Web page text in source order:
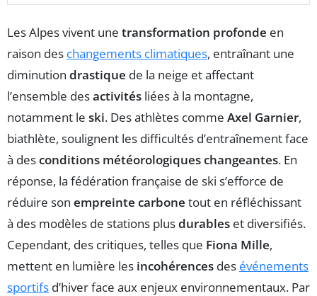
Les Alpes vivent une transformation profonde en
raison des changements climatiques, entraînant une
diminution drastique de la neige et affectant
l’ensemble desactivités liées à la montagne,
notamment le ski. Des athlètes comme Axel Garnier,
biathlète, soulignent les difficultés d’entraînement face
à desconditions météorologiques changeantes. En
réponse, la fédération française de ski s’efforce de
réduire son empreinte carbone tout en réfléchissant
à des modèles de stations plusdurables et diversifiés.
Cependant, des critiques, telles que Fiona Mille,
mettent en lumière les incohérences des événements
sportifs d’hiver face aux enjeux environnementaux. Par